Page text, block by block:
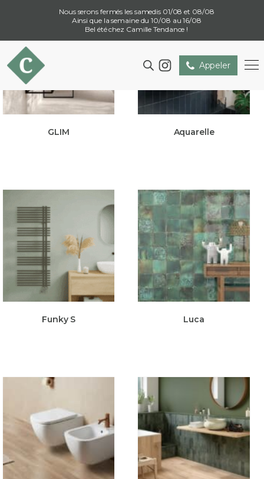
Nous serons fermés les samedis 01/08 et 08/08
Ainsi que la semaine du 10/08 au 16/08
Bel été chez Camille Tendance !
Appeler
GLIM Aquarelle
Funky S Luca